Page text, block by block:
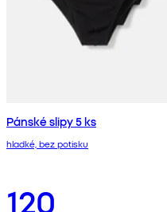
Pánské slipy 5 ks
hladké, bez potisku
120